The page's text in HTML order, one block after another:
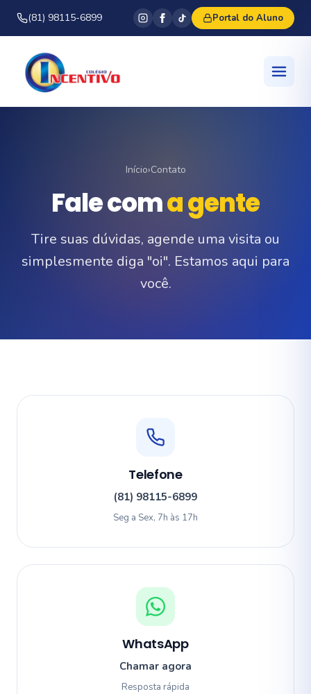
(81) 98115-6899 Portal do Aluno
Início›Contato
Fale coma gente
Tire suas dúvidas, agende uma visita ou
simplesmente diga "oi". Estamos aqui para
você.
Telefone
(81) 98115-6899
Seg a Sex, 7h às 17h
WhatsApp
Chamar agora
Resposta rápida